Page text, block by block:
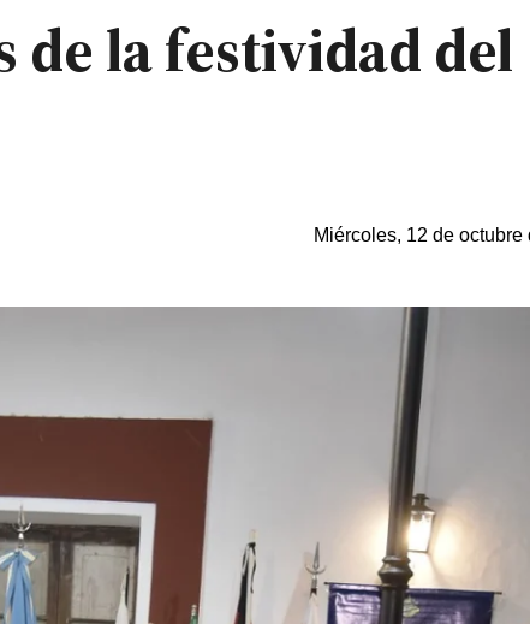
de la festividad del
Miércoles, 12 de